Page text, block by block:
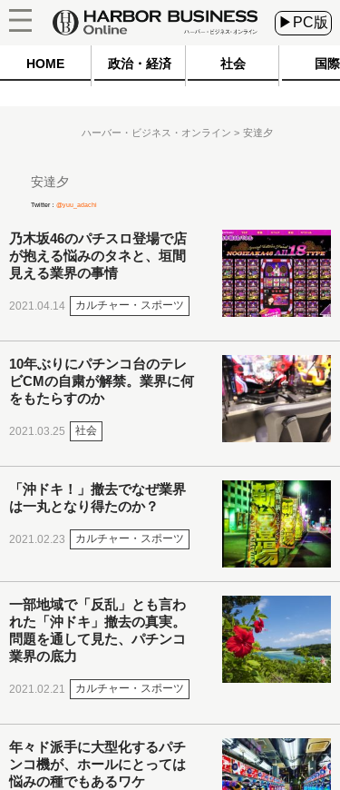
▶PC版
HOME 政治・経済 社会 国際
ハーバー・ビジネス・オンライン 安達夕
安達夕
Twitter： @yuu_adachi
乃木坂46のパチスロ登場で店
が抱える悩みのタネと、垣間
見える業界の事情
2021.04.14 カルチャー・スポーツ
10年ぶりにパチンコ台のテレ
ビCMの自粛が解禁。業界に何
をもたらすのか
2021.03.25 社会
「沖ドキ！」撤去でなぜ業界
は一丸となり得たのか？
2021.02.23 カルチャー・スポーツ
一部地域で「反乱」とも言わ
れた「沖ドキ」撤去の真実。
問題を通して見た、パチンコ
業界の底力
2021.02.21 カルチャー・スポーツ
年々ド派手に大型化するパチ
ンコ機が、ホールにとっては
悩みの種でもあるワケ